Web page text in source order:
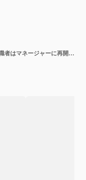
ビジネス状況、面接のコンセプト。求職者はマネージャーに再開します。